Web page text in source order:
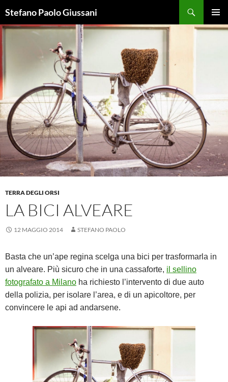
al
contenuto
Stefano Paolo Giussani
MENU
TERRA DEGLI ORSI
LA BICI ALVEARE
12 MAGGIO 2014 STEFANO PAOLO
Basta che un’ape regina scelga una bici per trasformarla in
un alveare. Più sicuro che in una cassaforte, il sellino
fotografato a Milano ha richiesto l’intervento di due auto
della polizia, per isolare l’area, e di un apicoltore, per
convincere le api ad andarsene.